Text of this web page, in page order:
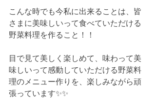
こんな時でも今私に出来ることは、皆
さまに美味しいって食べていただける
野菜料理を作ること！！
目で見て美しく楽しめて、味わって美
味しいって感動していただける野菜料
理のメニュー作りを、楽しみながら頑
張っています✨✨